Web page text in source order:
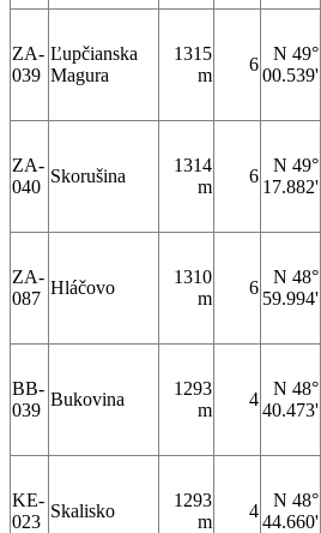
ZA-
039
Ľupčianska
Magura
1315
m
6
N 49°
00.539'
ZA-
040
Skorušina
1314
m
6
N 49°
17.882'
ZA-
087
Hláčovo
1310
m
6
N 48°
59.994'
BB-
039
Bukovina
1293
m
4
N 48°
40.473'
KE-
023
Skalisko
1293
m
4
N 48°
44.660'